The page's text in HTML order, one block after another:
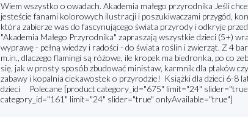
Wiem wszystko o owadach. Akademia małego przyrodnika Jeśli
jesteście fanami kolorowych ilustracji i poszukiwaczami przygód,
która zabierze was do fascynującego świata przyrody i odkryje
"Akademia Małego Przyrodnika" zapraszają wszystkie dzieci (5+)
wyprawę - pełną wiedzy i radości - do świata roślin i zwierząt. Z 4
m.in., dlaczego flamingi są różowe, ile kropek ma biedronka, po co
się, jak w prosty sposób zbudować ministaw, karmnik dla ptaków
zabawy i kopalnia ciekawostek o przyrodzie! Książki dla dzieci 6-8
dzieci Polecane [product category_id="675" limit="24"
category_id="161" limit="24" slider="true" onlyAvailable="true"]